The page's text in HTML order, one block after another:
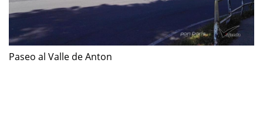
Paseo al Valle de Anton